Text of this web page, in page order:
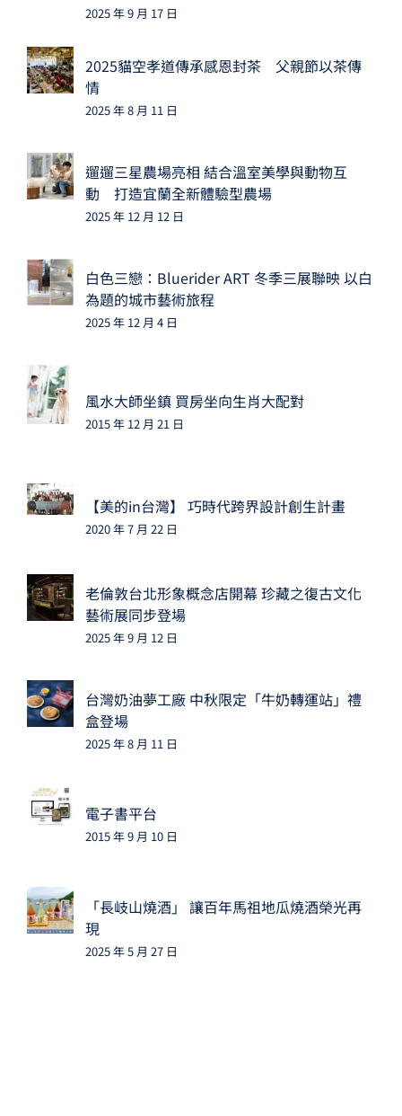
2025 年 9 月 17 日
2025貓空孝道傳承感恩封茶 父親節以茶傳
情
2025 年 8 月 11 日
遛遛三星農場亮相 結合溫室美學與動物互
動 打造宜蘭全新體驗型農場
2025 年 12 月 12 日
白色三戀：Bluerider ART 冬季三展聯映 以白
為題的城市藝術旅程
2025 年 12 月 4 日
風水大師坐鎮 買房坐向生肖大配對
2015 年 12 月 21 日
【美的in台灣】 巧時代跨界設計創生計畫
2020 年 7 月 22 日
老倫敦台北形象概念店開幕 珍藏之復古文化
藝術展同步登場
2025 年 9 月 12 日
台灣奶油夢工廠 中秋限定「牛奶轉運站」禮
盒登場
2025 年 8 月 11 日
電子書平台
2015 年 9 月 10 日
「長岐山燒酒」 讓百年馬祖地瓜燒酒榮光再
現
2025 年 5 月 27 日